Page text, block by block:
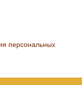
персональных